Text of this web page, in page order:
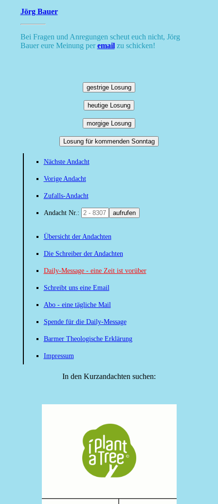
Jörg Bauer
Bei Fragen und Anregungen scheut euch nicht, Jörg
Bauer eure Meinung peremailzu schicken!
gestrige Losung
heutige Losung
morgige Losung
Losung für kommenden Sonntag
Nächste Andacht
Vorige Andacht
Zufalls-Andacht
Andacht Nr.: aufrufen
Übersicht der Andachten
Die Schreiber der Andachten
Daily-Message - eine Zeit ist vorüber
Schreibt uns eine Email
Abo - eine tägliche Mail
Spende für die Daily-Message
Barmer Theologische Erklärung
Impressum
In den Kurzandachten suchen: